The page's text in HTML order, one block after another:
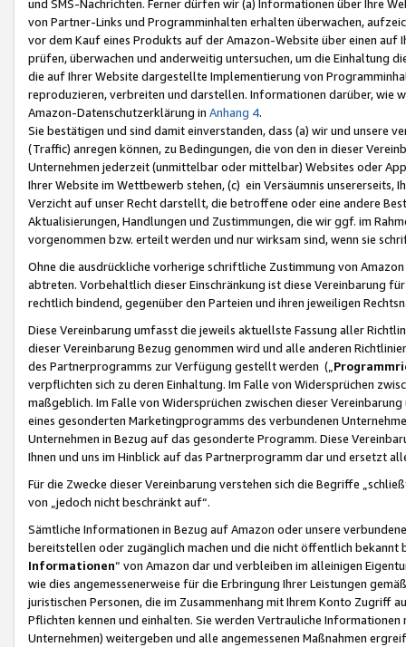
und SMS-Nachrichten. Ferner dürfen wir (a) Informationen über Ihre
von Partner-Links und Programminhalten erhalten überwachen,
vor dem Kauf eines Produkts auf der Amazon-Website über einen
prüfen, überwachen und anderweitig untersuchen, um die Einhaltung
die auf Ihrer Website dargestellte Implementierung von
reproduzieren, verbreiten und darstellen. Informationen darüber, wie
Amazon-Datenschutzerklärung in Anhang 4.
Sie bestätigen und sind damit einverstanden, dass (a) wir und
(Traffic) anregen können, zu Bedingungen, die von den in dieser
Unternehmen jederzeit (unmittelbar oder mittelbar) Websites oder
Ihrer Website im Wettbewerb stehen, (c) ein Versäumnis unsererseits,
Verzicht auf unser Recht darstellt, die betroffene oder eine andere
Aktualisierungen, Handlungen und Zustimmungen, die wir ggf. im
vorgenommen bzw. erteilt werden und nur wirksam sind, wenn sie
Ohne die ausdrückliche vorherige schriftliche Zustimmung von
abtreten. Vorbehaltlich dieser Einschränkung ist diese Vereinbarung
rechtlich bindend, gegenüber den Parteien und ihren jeweiligen
Diese Vereinbarung umfasst die jeweils aktuellste Fassung aller
dieser Vereinbarung Bezug genommen wird und alle anderen
des Partnerprogramms zur Verfügung gestellt werden („
verpflichten sich zu deren Einhaltung. Im Falle von Widersprüchen
maßgeblich. Im Falle von Widersprüchen zwischen dieser
eines gesonderten Marketingprogramms des verbundenen
Unternehmen in Bezug auf das gesonderte Programm. Diese
Ihnen und uns im Hinblick auf das Partnerprogramm dar und ersetzt
Für die Zwecke dieser Vereinbarung verstehen sich die Begriffe
von „jedoch nicht beschränkt auf“.
Sämtliche Informationen in Bezug auf Amazon oder unsere
bereitstellen oder zugänglich machen und die nicht öffentlich
Informationen“ von Amazon dar und verbleiben im alleinigen
wie dies angemessenerweise für die Erbringung Ihrer Leistungen
juristischen Personen, die im Zusammenhang mit Ihrem Konto
Pflichten kennen und einhalten. Sie werden Vertrauliche
Unternehmen) weitergeben und alle angemessenen Maßnahmen